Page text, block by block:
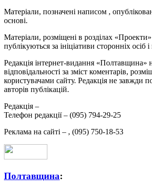
Матеріали, позначені написом ,
основі.
Матеріали, розміщені в розділах
публікуються за ініціативи сторонніх осіб
Редакція інтернет-видання «Полтавщина»
відповідальності за зміст коментарів,
користувачами сайту. Редакція не завжди
авторів публікацій.
Редакція –
Телефон редакції – (095) 794-29-25
Реклама на сайті – , (095) 750-18-53
Полтавщина: